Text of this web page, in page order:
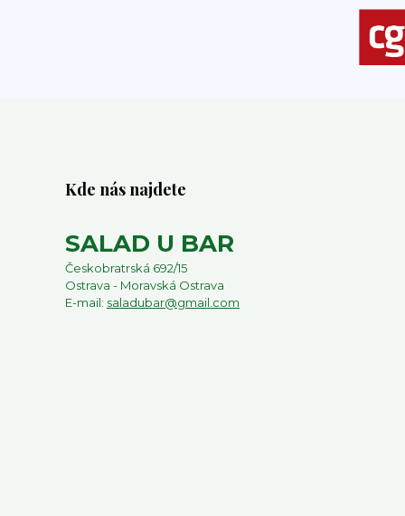
Kde nás najdete
SALAD U BAR
Českobratrská 692/15
Ostrava - Moravská Ostrava
E-mail: saladubar@gmail.com